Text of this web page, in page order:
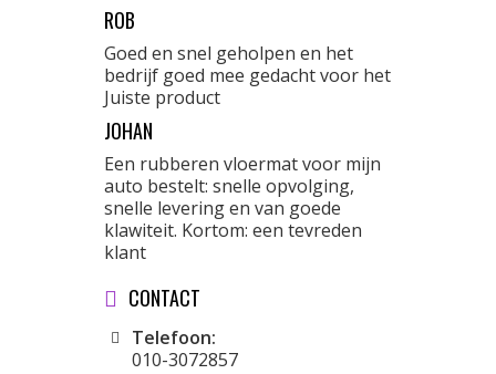
ROB
Goed en snel geholpen en het
bedrijf goed mee gedacht voor het
Juiste product
JOHAN
Een rubberen vloermat voor mijn
auto bestelt: snelle opvolging,
snelle levering en van goede
klawiteit. Kortom: een tevreden
klant
CONTACT
Telefoon:
010-3072857